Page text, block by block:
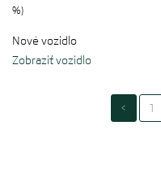
%)
Nové vozidlo
Zobraziť vozidlo
< 1